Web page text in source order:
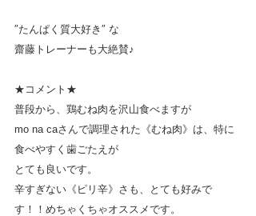
″たんぱく質大好き″ な
齋藤トレーナーも大絶賛♪
★コメント★
普段から、鶏むね肉を沢山食べますが
mo na caさんで調理された《むね肉》は、特に
食べやすく歯ごたえが
とても良いです。
辛すぎない《ピリ辛》さも、とても好みで
す！！めちゃくちゃオススメです。